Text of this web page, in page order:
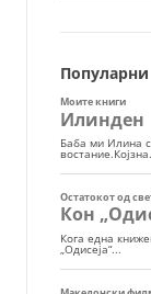
Популарни